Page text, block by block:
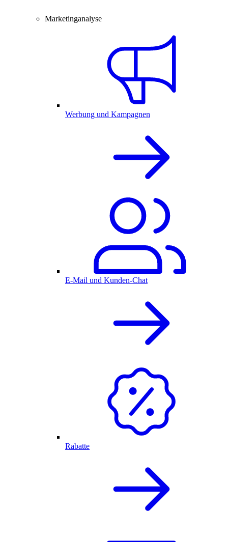
Marketinganalyse
Werbung und Kampagnen
E-Mail und Kunden-Chat
Rabatte